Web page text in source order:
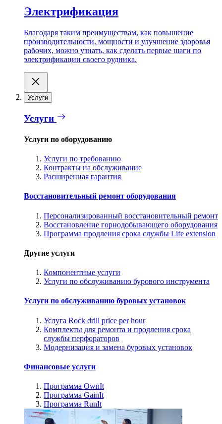
Электрификация
Благодаря таким преимуществам, как повышение
производительности, мощности и улучшение здоровья
рабочих, можно узнать, как сделать первые шаги по
электрификации своего рудника.
Услуги
Услуги
Услуги по оборудованию
Услуги по требованию
Контракты на обслуживание
Расширенная гарантия
Восстановительный ремонт оборудования
Персонализированный восстановительный ремонт
Восстановление горнодобывающего оборудования
Программа продления срока службы Life extension
Другие услуги
Компонентные услуги
Услуги по обслуживанию бурового инструмента
Услуги по обслуживанию буровых установок
Услуга Rock drill price per hour
Комплекты для ремонта и продления срока
службы перфораторов
Модернизация и замена буровых установок
Финансовые услуги
Программа OwnIt
Программа GainIt
Программа RunIt